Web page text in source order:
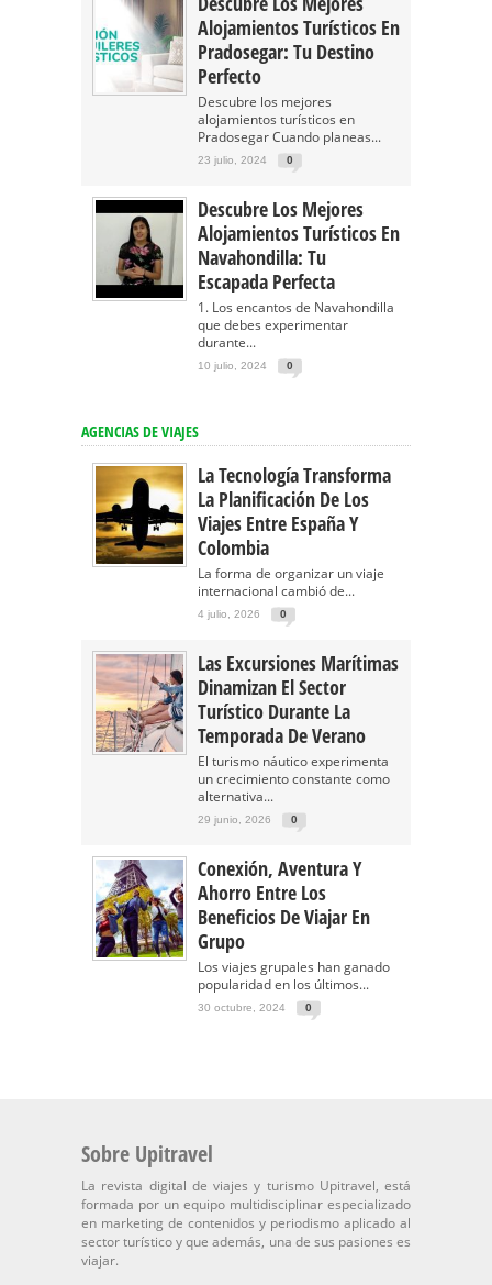
Alojamientos Turísticos En
Pradosegar: Tu Destino
Perfecto
Descubre los mejores
alojamientos turísticos en
Pradosegar Cuando planeas...
23 julio, 2024 0
Descubre Los Mejores
Alojamientos Turísticos En
Navahondilla: Tu
Escapada Perfecta
1. Los encantos de Navahondilla
que debes experimentar
durante...
10 julio, 2024 0
AGENCIAS DE VIAJES
La Tecnología Transforma
La Planificación De Los
Viajes Entre España Y
Colombia
La forma de organizar un viaje
internacional cambió de...
4 julio, 2026 0
Las Excursiones Marítimas
Dinamizan El Sector
Turístico Durante La
Temporada De Verano
El turismo náutico experimenta
un crecimiento constante como
alternativa...
29 junio, 2026 0
Conexión, Aventura Y
Ahorro Entre Los
Beneficios De Viajar En
Grupo
Los viajes grupales han ganado
popularidad en los últimos...
30 octubre, 2024 0
Sobre Upitravel
La revista digital de viajes y turismo Upitravel, está
formada por un equipo multidisciplinar especializado
en marketing de contenidos y periodismo aplicado al
sector turístico y que además, una de sus pasiones es
viajar.